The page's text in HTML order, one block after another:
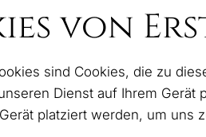
von
sind Cookies, die zu
Dienst auf Ihrem
platziert werden, um uns